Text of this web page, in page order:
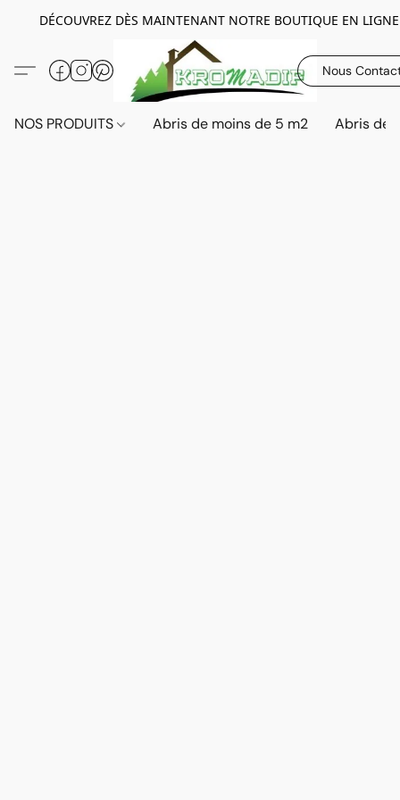
DÉCOUVREZ DÈS MAINTENANT NOTRE BOUTIQUE EN LIGNE
Nous
NOS PRODUITS Abris de moins de 5 m2 Abris de